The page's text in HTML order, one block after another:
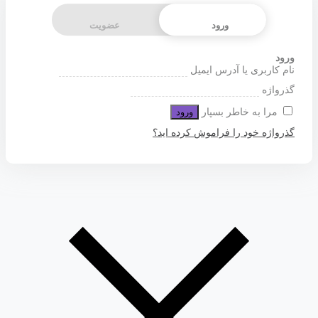
ورود عضویت
ورود
نام کاربری یا آدرس ایمیل
گذرواژه
مرا به خاطر بسپار
ورود
گذرواژه خود را فراموش کرده اید؟